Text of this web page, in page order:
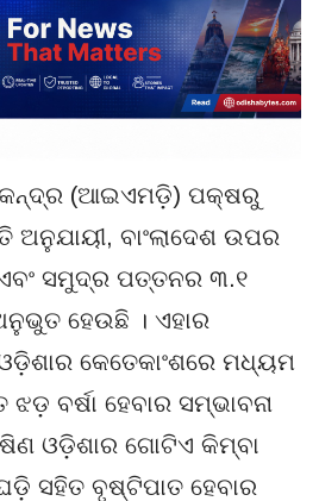
(ଆଇଏମଡ଼ି) ପକ୍ଷରୁ
ଅନୁଯାୟୀ, ବାଂଲାଦେଶ ଉପର
ସମୁଦ୍ର ପତ୍ତନର ୩.୧
ହେଉଛି । ଏହାର
କେତେକାଂଶରେ ମଧ୍ୟମ
ବର୍ଷା ହେବାର ସମ୍ଭାବନା
ଓଡ଼ିଶାର ଗୋଟିଏ କିମ୍ବା
ସହିତ ବୃଷ୍ଟିପାତ ହେବାର